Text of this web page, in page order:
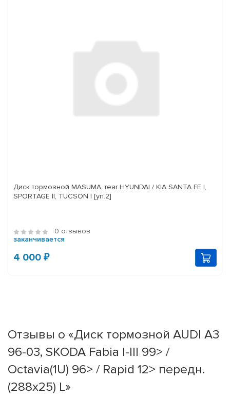
Диск тормозной MASUMA, rear HYUNDAI / KIA SANTA FE I,
SPORTAGE II, TUCSON I [уп.2]
0 отзывов
заканчивается
4 000 ₽
Отзывы о «Диск тормозной AUDI A3
96-03, SKODA Fabia I-III 99> /
Octavia(1U) 96> / Rapid 12> передн.
(288x25) L»